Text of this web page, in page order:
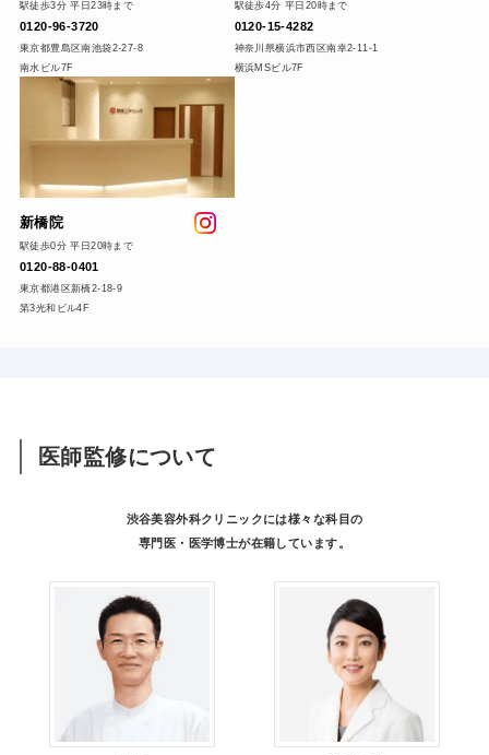
駅徒歩3分 平日23時まで
0120-96-3720
東京都豊島区南池袋2-27-8
南水ビル7F
駅徒歩4分 平日20時まで
0120-15-4282
神奈川県横浜市西区南幸2-11-1
横浜MSビル7F
新橋院
駅徒歩0分 平日20時まで
0120-88-0401
東京都港区新橋2-18-9
第3光和ビル4F
医師監修について
渋谷美容外科クリニックには様々な科目の
専門医・医学博士が在籍しています。